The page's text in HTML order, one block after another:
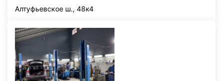
Алтуфьевское ш., 48к4